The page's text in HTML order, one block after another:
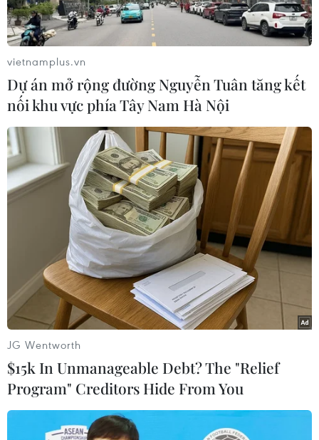
vietnamplus.vn
Dự án mở rộng đường Nguyễn Tuân tăng kết
nối khu vực phía Tây Nam Hà Nội
JG Wentworth
$15k In Unmanageable Debt? The "Relief
Program" Creditors Hide From You